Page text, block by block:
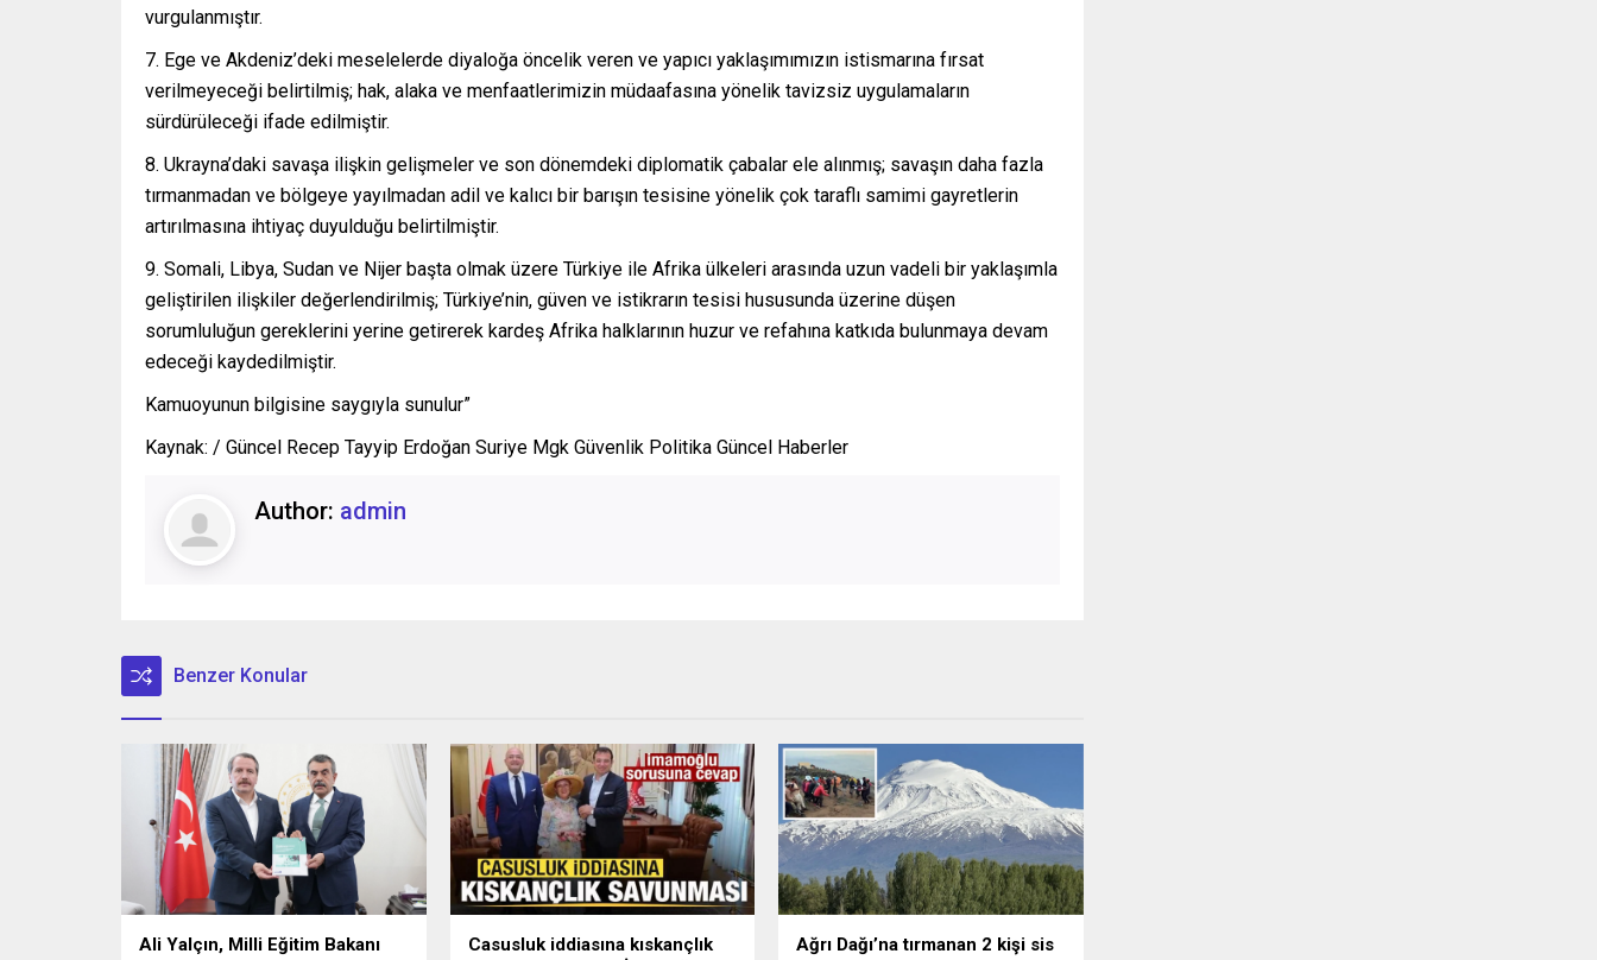
vurgulanmıştır.
7. Ege ve Akdeniz’deki meselelerde diyaloğa öncelik veren ve yapıcı yaklaşımımızın istismarına fırsat
verilmeyeceği belirtilmiş; hak, alaka ve menfaatlerimizin müdaafasına yönelik tavizsiz uygulamaların
sürdürüleceği ifade edilmiştir.
8. Ukrayna’daki savaşa ilişkin gelişmeler ve son dönemdeki diplomatik çabalar ele alınmış; savaşın daha fazla
tırmanmadan ve bölgeye yayılmadan adil ve kalıcı bir barışın tesisine yönelik çok taraflı samimi gayretlerin
artırılmasına ihtiyaç duyulduğu belirtilmiştir.
9. Somali, Libya, Sudan ve Nijer başta olmak üzere Türkiye ile Afrika ülkeleri arasında uzun vadeli bir yaklaşımla
geliştirilen ilişkiler değerlendirilmiş; Türkiye’nin, güven ve istikrarın tesisi hususunda üzerine düşen
sorumluluğun gereklerini yerine getirerek kardeş Afrika halklarının huzur ve refahına katkıda bulunmaya devam
edeceği kaydedilmiştir.
Kamuoyunun bilgisine saygıyla sunulur”
Kaynak: / Güncel Recep Tayyip Erdoğan Suriye Mgk Güvenlik Politika Güncel Haberler
Author: admin
Benzer Konular
Ali Yalçın, Milli Eğitim Bakanı
Casusluk iddiasına kıskançlık
Ağrı Dağı’na tırmanan 2 kişi sis